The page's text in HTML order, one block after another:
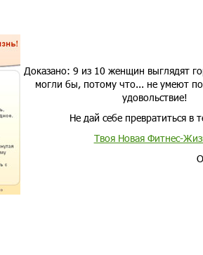
Доказано: 9 из 10 женщин выглядят
могли бы, потому что... не умеют
удовольствие!
Не дай себе превратиться в
Твоя Новая Фитнес-